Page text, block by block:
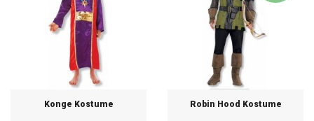
Konge Kostume Robin Hood Kostume